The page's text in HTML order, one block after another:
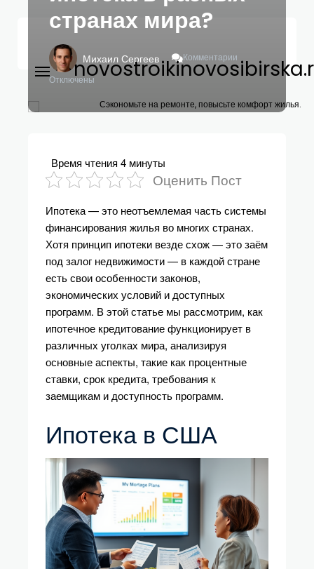
Сэкономьте на ремонте, повысьте комфорт жилья.
странах мира?
Михаил Сергеев Комментарии
Записи
Как
Ипотека
Отключены
Время чтения 4 минуты
Оценить Пост
Ипотека — это неотъемлемая часть системы
финансирования жилья во многих странах.
Хотя принцип ипотеки везде схож — это заём
под залог недвижимости — в каждой стране
есть свои особенности законов,
экономических условий и доступных
программ. В этой статье мы рассмотрим, как
ипотечное кредитование функционирует в
различных уголках мира, анализируя
основные аспекты, такие как процентные
ставки, срок кредита, требования к
заемщикам и доступность программ.
Ипотека в США